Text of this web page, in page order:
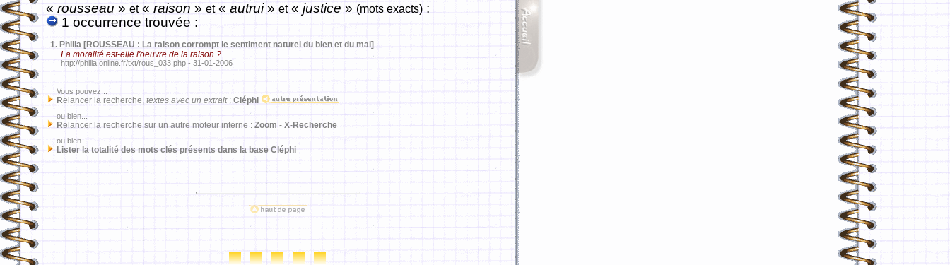
«rousseau» et« raison » et« autrui» et« justice » (mots exacts) :
1 occurrence trouvée :
1. Philia [ROUSSEAU : La raison corrompt le sentiment naturel du bien et du mal]
La moralité est-elle l'oeuvre de la raison ?
http://philia.online.fr/txt/rous_033.php - 31-01-2006
Vous pouvez...
Relancer la recherche, textes avec un extrait: Cléphi
ou bien...
Relancer la recherche sur un autre moteur interne : Zoom - X-Recherche
ou bien...
Lister la totalité des mots clés présents dans la base Cléphi